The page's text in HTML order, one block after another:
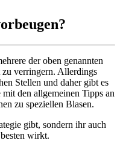
der oben genannten
zu verringern. Allerdings
Stellen und daher gibt es
den allgemeinen Tipps an
zu speziellen Blasen.
gibt, sondern ihr auch
wirkt.